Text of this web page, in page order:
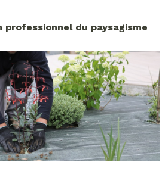
professionnel du paysagisme